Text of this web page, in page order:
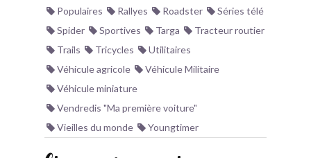
Populaires
Rallyes Roadster
Séries télé
Spider
Sportives Targa
Tracteur routier
Trails
Tricycles
Utilitaires
Véhicule agricole
Véhicule Militaire
Véhicule miniature
Vendredis "Ma première voiture"
Vieilles du monde
Youngtimer